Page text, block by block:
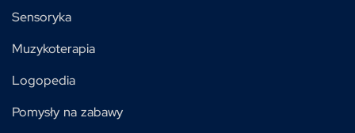
Sensoryka
Muzykoterapia
Logopedia
Pomysły na zabawy